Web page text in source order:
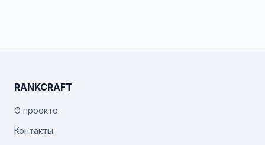
RANKCRAFT
О проекте
Контакты